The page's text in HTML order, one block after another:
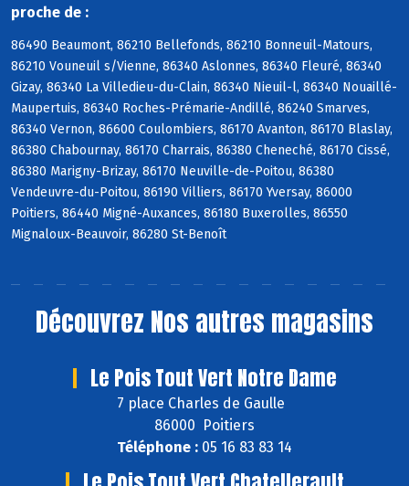
proche de :
86490 Beaumont, 86210 Bellefonds, 86210 Bonneuil-Matours,
86210 Vouneuil s/Vienne, 86340 Aslonnes, 86340 Fleuré, 86340
Gizay, 86340 La Villedieu-du-Clain, 86340 Nieuil-l, 86340 Nouaillé-
Maupertuis, 86340 Roches-Prémarie-Andillé, 86240 Smarves,
86340 Vernon, 86600 Coulombiers, 86170 Avanton, 86170 Blaslay,
86380 Chabournay, 86170 Charrais, 86380 Cheneché, 86170 Cissé,
86380 Marigny-Brizay, 86170 Neuville-de-Poitou, 86380
Vendeuvre-du-Poitou, 86190 Villiers, 86170 Yversay, 86000
Poitiers, 86440 Migné-Auxances, 86180 Buxerolles, 86550
Mignaloux-Beauvoir, 86280 St-Benoît
Découvrez Nos autres magasins
Le Pois Tout Vert Notre Dame
7 place Charles de Gaulle
86000 Poitiers
Téléphone : 05 16 83 83 14